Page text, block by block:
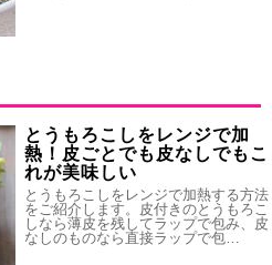
とうもろこしをレンジで加
熱！皮ごとでも皮なしでもこ
れが美味しい
とうもろこしをレンジで加熱する方法
をご紹介します。皮付きのとうもろこ
しなら薄皮を残してラップで包み、皮
なしのものなら直接ラップで包…